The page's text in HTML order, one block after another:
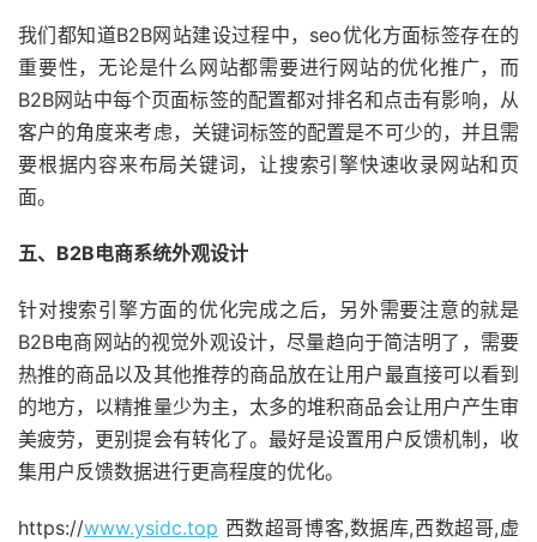
我们都知道B2B网站建设过程中，seo优化方面标签存在的
重要性，无论是什么网站都需要进行网站的优化推广，而
B2B网站中每个页面标签的配置都对排名和点击有影响，从
客户的角度来考虑，关键词标签的配置是不可少的，并且需
要根据内容来布局关键词，让搜索引擎快速收录网站和页
面。
五、B2B电商系统外观设计
针对搜索引擎方面的优化完成之后，另外需要注意的就是
B2B电商网站的视觉外观设计，尽量趋向于简洁明了，需要
热推的商品以及其他推荐的商品放在让用户最直接可以看到
的地方，以精推量少为主，太多的堆积商品会让用户产生审
美疲劳，更别提会有转化了。最好是设置用户反馈机制，收
集用户反馈数据进行更高程度的优化。
https://www.ysidc.top 西数超哥博客,数据库,西数超哥,虚